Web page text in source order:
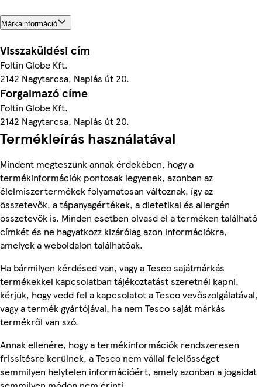
Márkainformáció
Visszaküldési cím
Foltin Globe Kft.
2142 Nagytarcsa, Naplás út 20.
Forgalmazó címe
Foltin Globe Kft.
2142 Nagytarcsa, Naplás út 20.
Termékleírás használatával
Mindent megteszünk annak érdekében, hogy a
termékinformációk pontosak legyenek, azonban az
élelmiszertermékek folyamatosan változnak, így az
összetevők, a tápanyagértékek, a dietetikai és allergén
összetevők is. Minden esetben olvasd el a terméken található
címkét és ne hagyatkozz kizárólag azon információkra,
amelyek a weboldalon találhatóak.
Ha bármilyen kérdésed van, vagy a Tesco sajátmárkás
termékekkel kapcsolatban tájékoztatást szeretnél kapni,
kérjük, hogy vedd fel a kapcsolatot a Tesco vevőszolgálatával,
vagy a termék gyártójával, ha nem Tesco saját márkás
termékről van szó.
Annak ellenére, hogy a termékinformációk rendszeresen
frissítésre kerülnek, a Tesco nem vállal felelősséget
semmilyen helytelen információért, amely azonban a jogaidat